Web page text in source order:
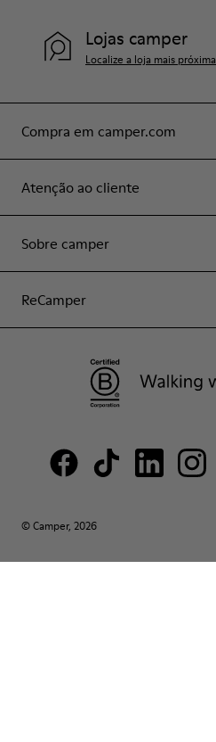
Compra em camper.com
Atenção ao cliente
Sobre camper
ReCamper
Lojas camper
Localize a loja mais próxima
© Camper, 2026